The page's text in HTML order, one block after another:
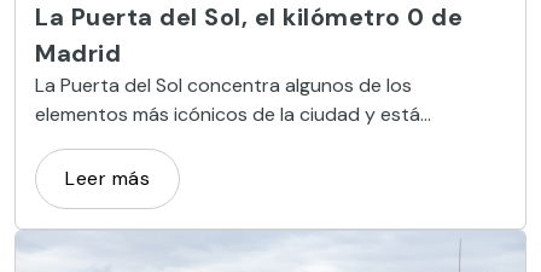
La Puerta del Sol, el kilómetro 0 de
Madrid
La Puerta del Sol concentra algunos de los
elementos más icónicos de la ciudad y está
considerada el centro neurálgico de la misma.
Marcharse de Madrid sin visitarla sería un pecado.
Leer más